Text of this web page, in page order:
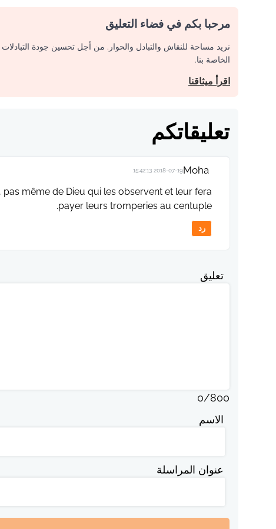
مرحبا بكم في فضاء التعليق
نريد مساحة للنقاش والتبادل والحوار. من أجل تحسين جودة
الخاصة بنا.
اقرأ ميثاقنا
تعليقاتكم
Moha
2018-07-19 15:42:13
même de Dieu qui les observent et leur fera
payer leurs tromperies au centuple.
رد
تعليق
0/800
الاسم
عنوان المراسلة